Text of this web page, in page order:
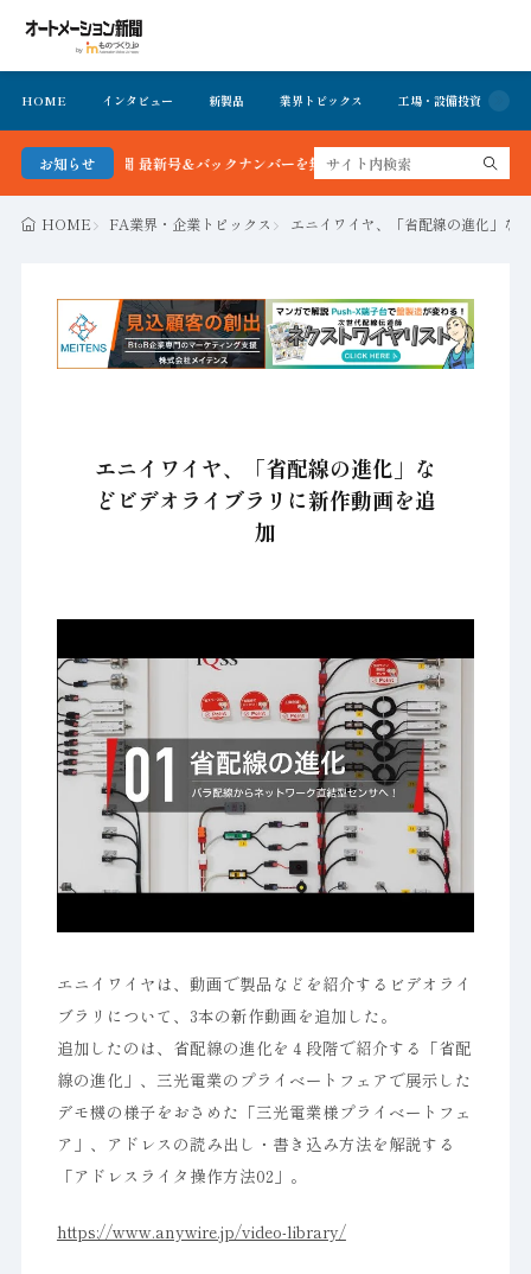
HOME インタビュー 新製品 業界トピックス 工場・設備投資
お知らせ
ョン新聞 最新号＆バックナンバーを無料で公開中 詳細はこちら
HOME FA業界・企業トピックス エニイワイヤ、「省配線の進化」な
エニイワイヤ、「省配線の進化」な
どビデオライブラリに新作動画を追
加
エニイワイヤは、動画で製品などを紹介するビデオライ
ブラリについて、3本の新作動画を追加した。
追加したのは、省配線の進化を４段階で紹介する「省配
線の進化」、三光電業のプライベートフェアで展示した
デモ機の様子をおさめた「三光電業様プライベートフェ
ア」、アドレスの読み出し・書き込み方法を解説する
「アドレスライタ操作方法02」。
https://www.anywire.jp/video-library/